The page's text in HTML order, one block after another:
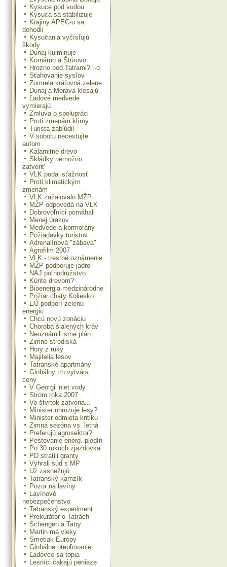
Kysuce pod vodou
Kysuca sa stabilizuje
Krajiny APEC-u sa
dohodli
Kysučania vyčísľujú
škody
Dunaj kulminuje
Komárno a Štúrovo
Hrozno pod Tatrami? :-o
Sťahovanie sysľov
Zomrela kráľovná zelene
Dunaj a Morava klesajú
Ľadové medvede
vymierajú
Zmluva o spolupráci
Proti zmenám klímy
Turista zablúdil
V sobotu necestujte
autom
Kalamitné drevo
Skládky nemožno
zatvoriť
VLK podal sťažnosť
Proti klimatickým
zmenám
VLK zažalovalo MŽP
MŽP odpovedá na VLK
Dobrovoľníci pomáhali
Menej úrazov
Medvede a kormorány
Požiadavky turistov
Adrenalínová "zábava"
Agrofilm 2007
VLK - trestné oznámenie
MŽP podporuje jadro
NAJ poľnodružstvo
Kúrite drevom?
Bioenergia medzinárodne
Požiar chaty Koliesko
EÚ podporí zelenú
energiu
Chcú novú zonáciu
Choroba šialených kráv
Neoznámili sme plán
Zimné strediská
Hory z ruky
Majitelia lesov
Tatranské apartmány
Globálny trh vytvára
ceny
V Georgii niet vody
Strom roka 2007
Vo štvrtok zatvoria...
Minister ohrozuje lesy?
Minister odmieta kritiku
Zimná sezóna vs. letná
Preferujú agrosektor?
Pestovanie energ. plodín
Po 30 rokoch zjazdovka
PD stratili granty
Vyhrali súd s MP
Už zasnežujú
Tatranský kamzík
Pozor na lavíny
Lavínové
nebezpečenstvo
Tatranský experiment
Prokurátor o Tatrách
Schengen a Tatry
Martin má vleky
Smetiak Európy
Globálne otepľovanie
Ľadovce sa topia
Lesníci čakajú peniaze